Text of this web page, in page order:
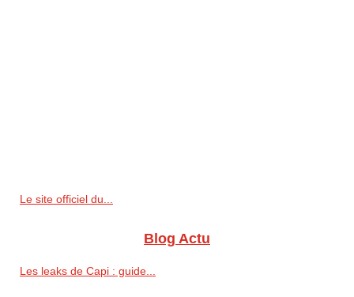
Le site officiel du...
Blog Actu
Les leaks de Capi : guide...